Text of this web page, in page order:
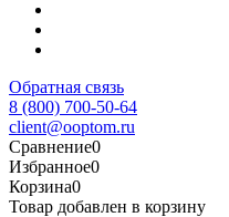
Обратная связь
8 (800) 700-50-64
client@ooptom.ru
Сравнение0
Избранное0
Корзина0
Товар добавлен в корзину